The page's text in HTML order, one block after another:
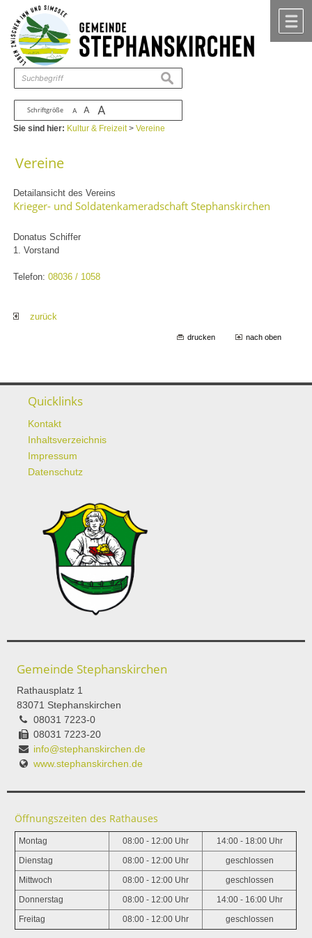
Zum Inhalt ,zur Navigation
Schriftgröße A A A
suchen
Sie sind hier: Kultur & Freizeit>Vereine
Vereine
Detailansicht des Vereins
Krieger- und Soldatenkameradschaft Stephanskirchen
Donatus Schiffer
1. Vorstand
Telefon:08036 / 1058
zurück
drucken nach oben
Quicklinks
Kontakt
Inhaltsverzeichnis
Impressum
Datenschutz
Gemeinde Stephanskirchen
Rathausplatz 1
83071 Stephanskirchen
08031 7223-0
08031 7223-20
info@stephanskirchen.de
www.stephanskirchen.de
Öffnungszeiten des Rathauses
Montag 08:00 - 12:00 Uhr 14:00 - 18:00 Uhr
Dienstag 08:00 - 12:00 Uhr geschlossen
Mittwoch 08:00 - 12:00 Uhr geschlossen
Donnerstag 08:00 - 12:00 Uhr 14:00 - 16:00 Uhr
Freitag 08:00 - 12:00 Uhr geschlossen